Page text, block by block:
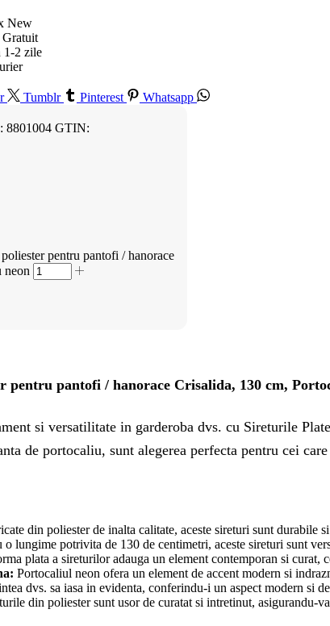
New
Gratuit
1-2 zile
Tumblr Pinterest Whatsapp
8801004 GTIN:
pentru pantofi / hanorace
neon
pentru pantofi / hanorace Crisalida, 130 cm,
si versatilitate in garderoba dvs. cu Sireturile
de portocaliu, sunt alegerea perfecta pentru cei
din poliester de inalta calitate, aceste sireturi sunt
o lungime potrivita de 130 de centimetri, aceste sireturi sunt
plata a sireturilor adauga un element contemporan si
Portocaliul neon ofera un element de accent modern si
dvs. sa iasa in evidenta, conferindu-i un aspect modern si
din poliester sunt usor de curatat si intretinut, asigurandu-